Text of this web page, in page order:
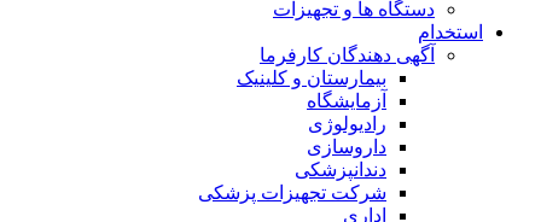
دستگاه ها و تجهیزات
استخدام
آگهی دهندگان کارفرما
بیمارستان و کلینیک
آزمایشگاه
رادیولوژی
داروسازی
دندانپزشکی
شرکت تجهیزات پزشکی
اداری